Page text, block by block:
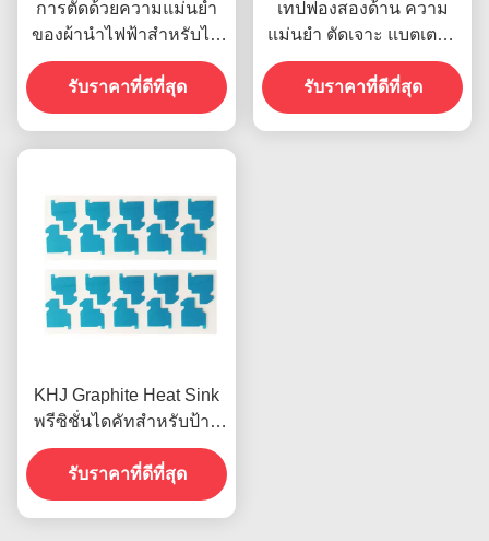
การตัดด้วยความแม่นยำ
ของผ้านำไฟฟ้าสำหรับไฟ
แบ็คไลท์ฟิล์มสะท้อนแสง
LCD PCB
รับราคาที่ดีที่สุด
เทปฟองสองด้าน ความ
แม่นยํา ตัดเจาะ แบตเตอรี่
แผ่น RoHS
รับราคาที่ดีที่สุด
KHJ Graphite Heat Sink
พรีซิชั่นไดคัทสำหรับป้าย
ชื่อโทรศัพท์มือถือ
รับราคาที่ดีที่สุด